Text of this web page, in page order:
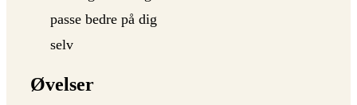
passe bedre på dig
selv
Øvelser